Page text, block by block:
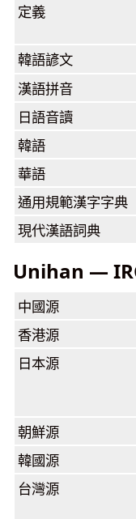
定義
韓語諺文
漢語拼音
日語音讀
韓語
華語
通用規範漢字字典
現代漢語詞典
Unihan —
中國源
香港源
日本源
朝鮮源
韓國源
台灣源